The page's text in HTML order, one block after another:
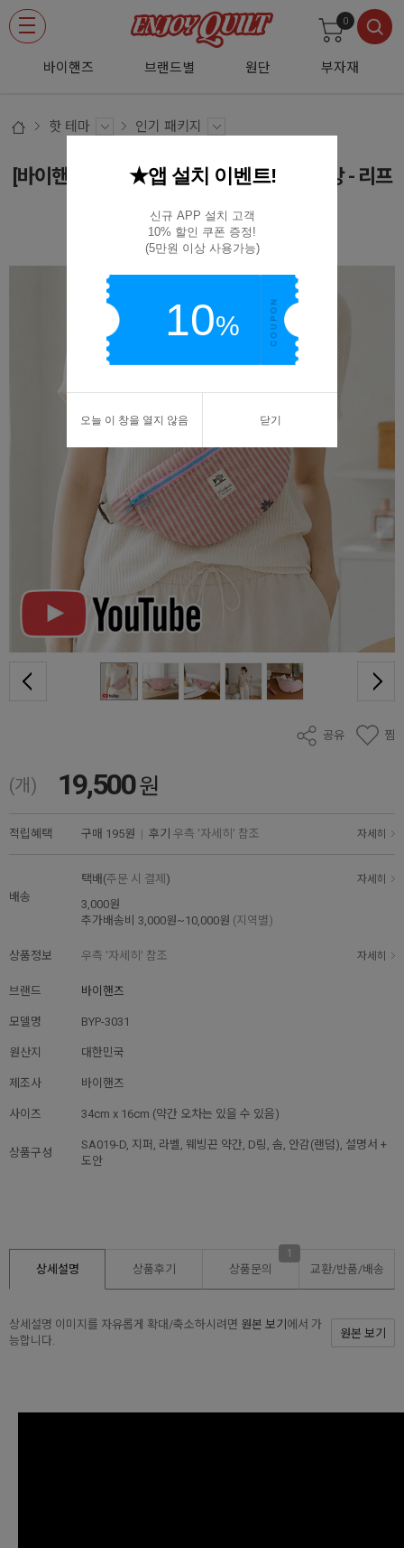
바이핸즈 브랜드별 원단 부자재
0
핫 테마 인기 패키지
[바이핸즈] 유튜브 영상제공퀼트패키지 가방 - 리프
BYP-3031
공유 찜
(개) 19,500원
적립혜택 구매 195원 | 후기 우측 '자세히' 참조 자세히
배송
택배(주문 시 결제 ) 자세히
3,000원
추가배송비 3,000원~10,000원 (지역별)
상품정보 우측 '자세히' 참조 자세히
브랜드 바이핸즈
모델명 BYP-3031
원산지 대한민국
제조사 바이핸즈
사이즈 34cm x 16cm (약간 오차는 있을 수 있음)
상품구성
SA019-D, 지퍼, 라벨, 웨빙끈 약간, D링, 솜, 안감(랜덤), 설명서 +
도안
상세설명 상품후기 상품문의
1
교환/반품/배송
상세설명 이미지를 자유롭게 확대/축소하시려면 원본 보기 에서 가
능합니다.
원본 보기
★앱 설치 이벤트!
신규 APP 설치 고객
10% 할인 쿠폰 증정!
(5만원 이상 사용가능)
10%
오늘 이 창을 열지 않음 닫기